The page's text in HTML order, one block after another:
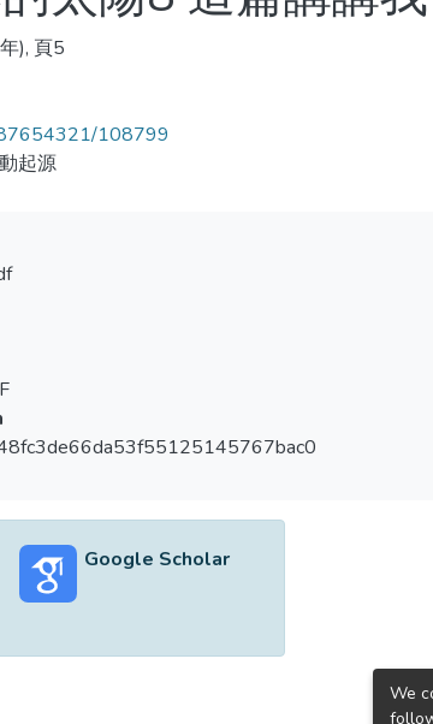
), 頁5
108799
起源
Google Scholar
We